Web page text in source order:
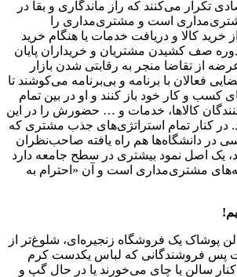
تکرار می‌کنند که راز ماندگاری و بقا در
است و مشتری‌مداری را
کالا و دریافت خدمات یا هنگام خرید
دوره صف کشیدن مشتریان و خریداران پایان
از تقاضا منجر به رقابتی شدن بازار
فعالان با برنامه و بی‌برنامه می‌کوشند تا
کسب و کار خود باز کنند و او در بین تمام
کالاها، خدمات و … حضورش را در این
در کنار تمام استراتژی‌های جذب مشتری که
در دانشگاه‌ها هم راه یافته صاحب‌نظران
یک اصل نمود بیشتری در سطح جامعه دارد
مشتری‌مداری است و آن «احترام به
پوشاک یک فروشگاه زنجیره‌ای، شلوغ‌تر از
پس فروشندگانی که لباس یکدست کرم
سالن یا چای می‌خورند یا در حال گپ و